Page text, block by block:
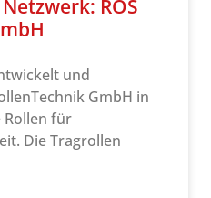
ROS
und
GmbH in
Rollen für
Die Tragrollen